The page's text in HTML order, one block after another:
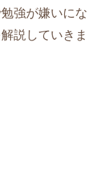
強が嫌いにな
説していきま